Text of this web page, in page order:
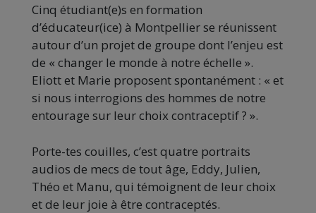
Cinq étudiant(e)s en formation
d’éducateur(ice) à Montpellier se réunissent
autour d’un projet de groupe dont l’enjeu est
de « changer le monde à notre échelle ».
Eliott et Marie proposent spontanément : « et
si nous interrogions des hommes de notre
entourage sur leur choix contraceptif ? ».
Porte-tes couilles, c’est quatre portraits
audios de mecs de tout âge, Eddy, Julien,
Théo et Manu, qui témoignent de leur choix
et de leur joie à être contraceptés.